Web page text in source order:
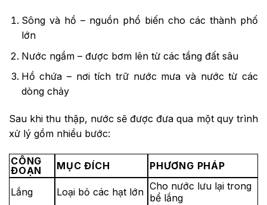
Sông và hồ – nguồn phổ biến cho các thành phố
lớn
Nước ngầm – được bơm lên từ các tầng đất sâu
Hồ chứa – nơi tích trữ nước mưa và nước từ các
dòng chảy
Sau khi thu thập, nước sẽ được đưa qua một quy trình
xử lý gồm nhiều bước:
CÔNG
ĐOẠN
MỤC ĐÍCH PHƯƠNG PHÁP
Lắng Loại bỏ các hạt lớn Cho nước lưu lại trong
bể lắng